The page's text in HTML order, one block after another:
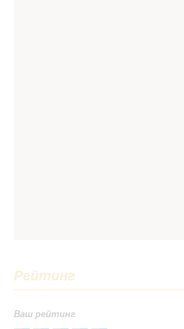
Рейтинг
Ваш рейтинг